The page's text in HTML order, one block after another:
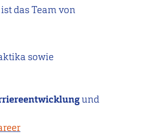
das Team von
sowie
und